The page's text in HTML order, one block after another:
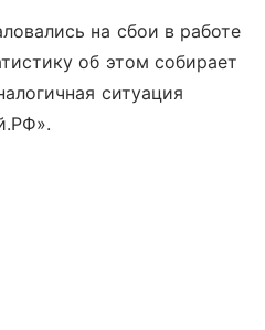
на сбои в работе
об этом собирает
ситуация